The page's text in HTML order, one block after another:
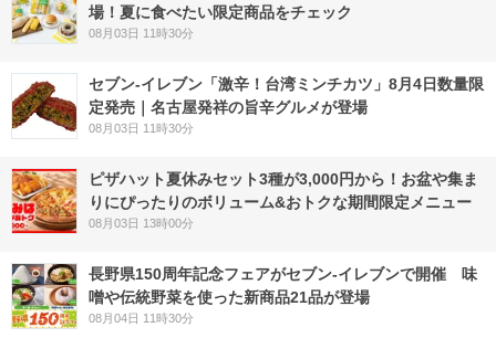
場！夏に食べたい限定商品をチェック
08月03日 11時30分
セブン-イレブン「激辛！台湾ミンチカツ」8月4日数量限
定発売｜名古屋発祥の旨辛グルメが登場
08月03日 11時30分
ピザハット夏休みセット3種が3,000円から！お盆や集ま
りにぴったりのボリューム&おトクな期間限定メニュー
08月03日 13時00分
長野県150周年記念フェアがセブン-イレブンで開催 味
噌や伝統野菜を使った新商品21品が登場
08月04日 11時30分